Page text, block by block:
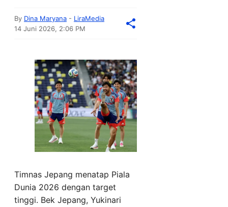
By Dina Maryana - LiraMedia
14 Juni 2026, 2:06 PM
Timnas Jepang menatap Piala
Dunia 2026 dengan target
tinggi. Bek Jepang, Yukinari